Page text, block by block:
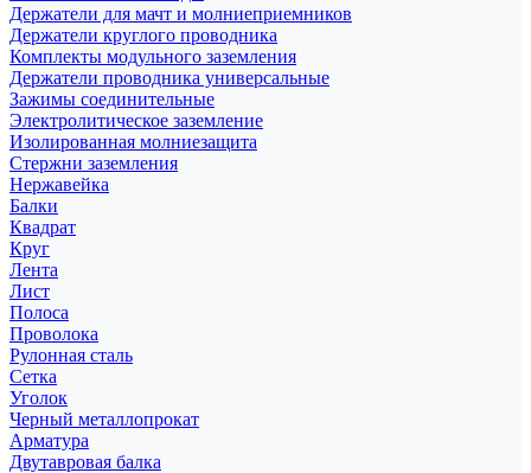
Держатели для мачт и молниеприемников
Держатели круглого проводника
Комплекты модульного заземления
Держатели проводника универсальные
Зажимы соединительные
Электролитическое заземление
Изолированная молниезащита
Стержни заземления
Нержавейка
Балки
Квадрат
Круг
Лента
Лист
Полоса
Проволока
Рулонная сталь
Сетка
Уголок
Черный металлопрокат
Арматура
Двутавровая балка